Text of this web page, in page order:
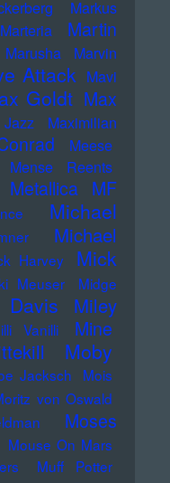
Markus
Marteria
Martin
Marusha
Marvin
Attack Mavi
Goldt Max
Maximilian
Meese
Mense Reents
Metallica MF
Michael
Michael
Harvey
Mick
Meuser
Midge
Davis
Miley
Vanilli Mine
Moby
Jacksch
Mois
von Oswald
Moses
Mouse On Mars
Muff Potter